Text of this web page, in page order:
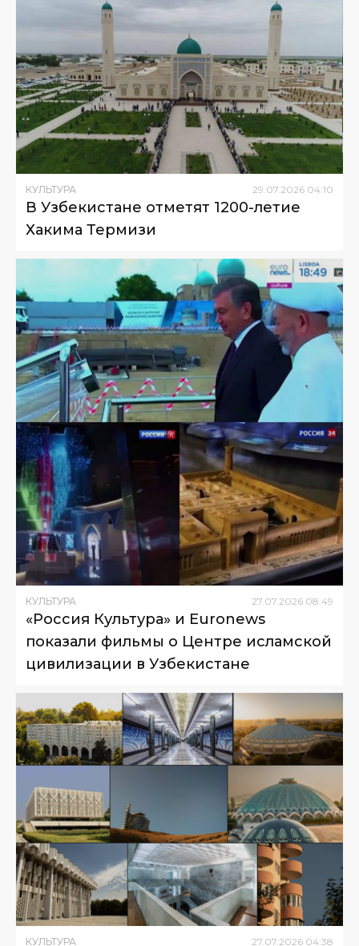
КУЛЬТУРА 29.07.2026 04:10
В Узбекистане отметят 1200-летие
Хакима Термизи
КУЛЬТУРА 27.07.2026 08:49
«Россия Культура» и Euronews
показали фильмы о Центре исламской
цивилизации в Узбекистане
КУЛЬТУРА 27 07 2026 04:38